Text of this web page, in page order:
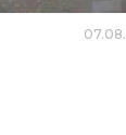
07.08.